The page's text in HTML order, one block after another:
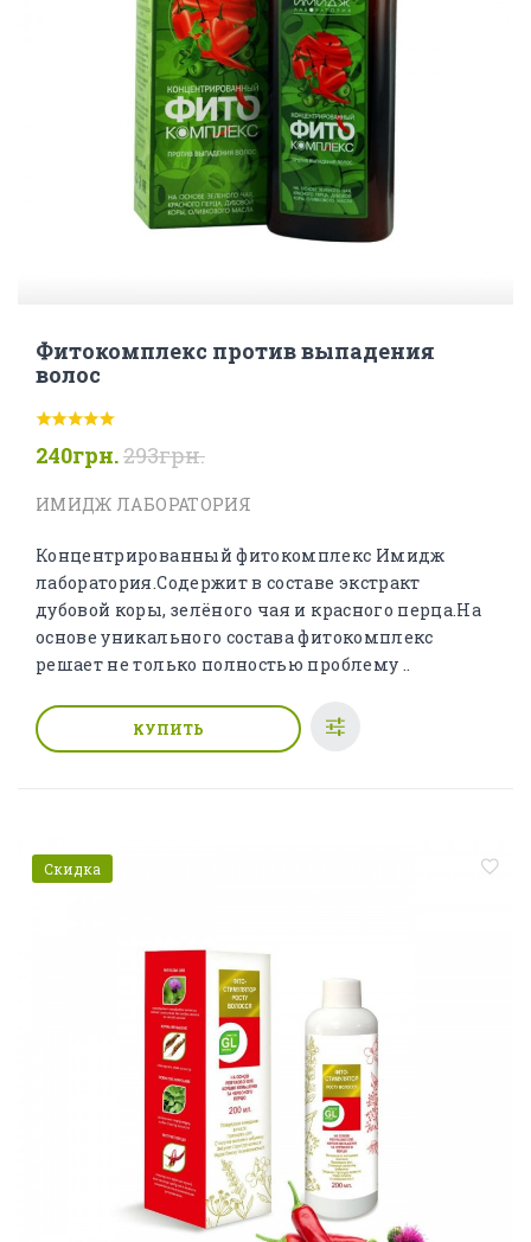
Фитокомплекс против выпадения
волос
240грн.293грн.
ИМИДЖ ЛАБОРАТОРИЯ
Концентрированный фитокомплекс Имидж
лаборатория.Содержит в составе экстракт
дубовой коры, зелёного чая и красного перца.На
основе уникального состава фитокомплекс
решает не только полностью проблему ..
КУПИТЬ
Скидка